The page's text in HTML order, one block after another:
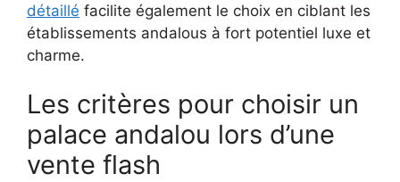
détaillé facilite également le choix en ciblant les
établissements andalous à fort potentiel luxe et
charme.
Les critères pour choisir un
palace andalou lors d’une
vente flash